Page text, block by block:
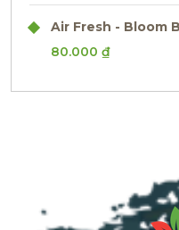
Air Fresh - Bloom
80.000 ₫